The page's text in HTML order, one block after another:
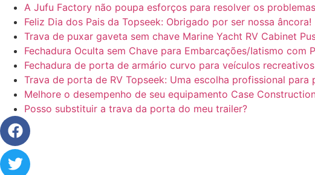
A Jufu Factory não poupa esforços para resolver os
Feliz Dia dos Pais da Topseek: Obrigado por ser nossa âncora!
Trava de puxar gaveta sem chave Marine Yacht RV Cabinet
​​Fechadura Oculta sem Chave para Embarcações/Iatismo com
​​​​Fechadura de porta de armário curvo para veículos
Trava de porta de RV Topseek: Uma escolha profissional
Melhore o desempenho de seu equipamento Case
Posso substituir a trava da porta do meu trailer?